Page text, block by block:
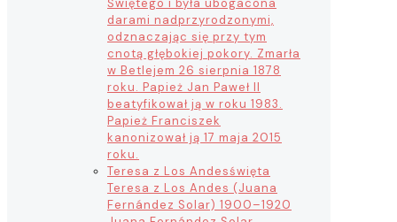
darami nadprzyrodzonymi,
odznaczając się przy tym
cnotą głębokiej pokory. Zmarła
w Betlejem 26 sierpnia 1878
roku. Papież Jan Paweł II
beatyfikował ją w roku 1983.
Papież Franciszek
kanonizował ją 17 maja 2015
roku.
Teresa z Los Andesświęta
Teresa z Los Andes (Juana
Fernández Solar) 1900–1920